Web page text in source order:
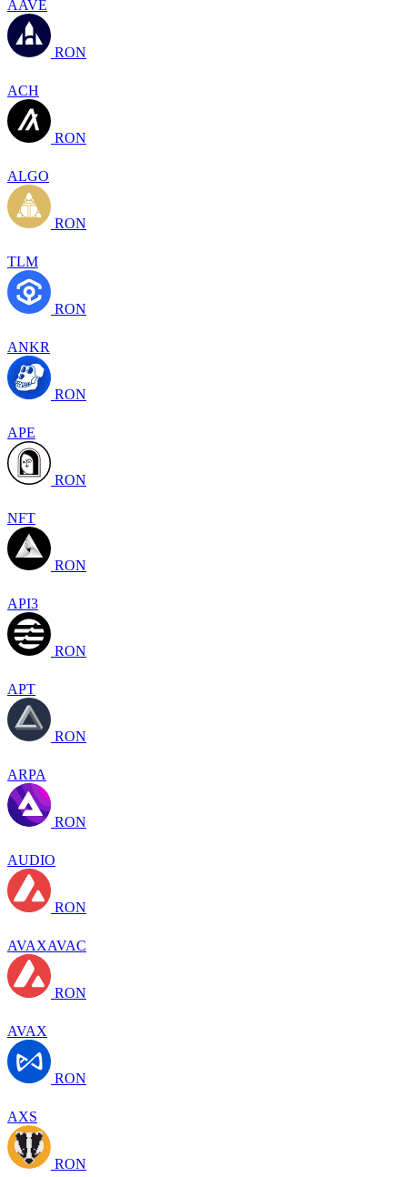
AAVE
RON
ACH
RON
ALGO
RON
TLM
RON
ANKR
RON
APE
RON
NFT
RON
API3
RON
APT
RON
ARPA
RON
AUDIO
RON
AVAXAVAC
RON
AVAX
RON
AXS
RON